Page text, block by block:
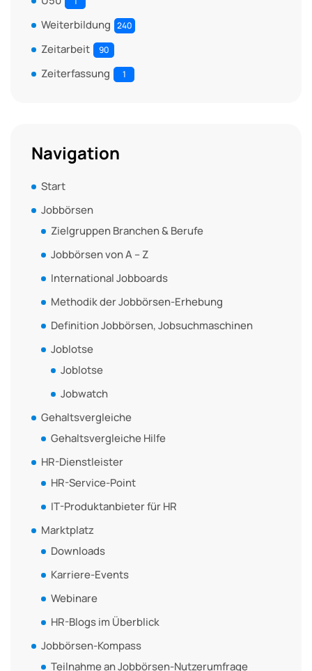
Weiterbildung 240
Zeitarbeit 90
Zeiterfassung 1
Navigation
Start
Jobbörsen
Zielgruppen Branchen & Berufe
Jobbörsen von A – Z
International Jobboards
Methodik der Jobbörsen-Erhebung
Definition Jobbörsen, Jobsuchmaschinen
Joblotse
Joblotse
Jobwatch
Gehaltsvergleiche
Gehaltsvergleiche Hilfe
HR-Dienstleister
HR-Service-Point
IT-Produktanbieter für HR
Marktplatz
Downloads
Karriere-Events
Webinare
HR-Blogs im Überblick
Jobbörsen-Kompass
Teilnahme an Jobbörsen-Nutzerumfrage